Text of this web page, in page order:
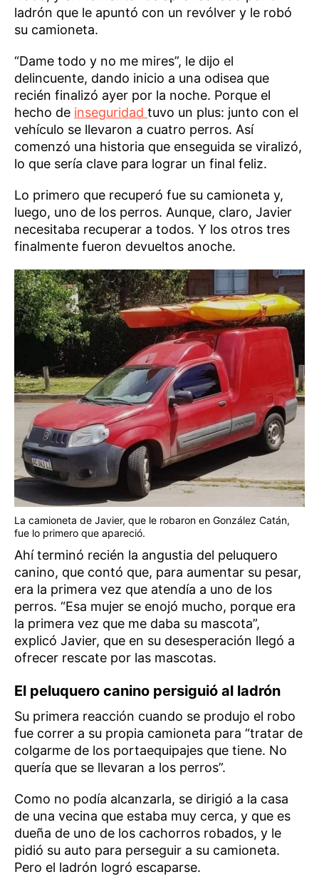
ladrón que le apuntó con un revólver y le robó
su camioneta.
“Dame todo y no me mires”, le dijo el
delincuente, dando inicio a una odisea que
recién finalizó ayer por la noche. Porque el
hecho de inseguridad tuvo un plus: junto con el
vehículo se llevaron a cuatro perros. Así
comenzó una historia que enseguida se viralizó,
lo que sería clave para lograr un final feliz.
Lo primero que recuperó fue su camioneta y,
luego, uno de los perros. Aunque, claro, Javier
necesitaba recuperar a todos. Y los otros tres
finalmente fueron devueltos anoche.
La camioneta de Javier, que le robaron en González Catán,
fue lo primero que apareció.
Ahí terminó recién la angustia del peluquero
canino, que contó que, para aumentar su pesar,
era la primera vez que atendía a uno de los
perros. “Esa mujer se enojó mucho, porque era
la primera vez que me daba su mascota”,
explicó Javier, que en su desesperación llegó a
ofrecer rescate por las mascotas.
El peluquero canino persiguió al ladrón
Su primera reacción cuando se produjo el robo
fue correr a su propia camioneta para “tratar de
colgarme de los portaequipajes que tiene. No
quería que se llevaran a los perros”.
Como no podía alcanzarla, se dirigió a la casa
de una vecina que estaba muy cerca, y que es
dueña de uno de los cachorros robados, y le
pidió su auto para perseguir a su camioneta.
Pero el ladrón logró escaparse.